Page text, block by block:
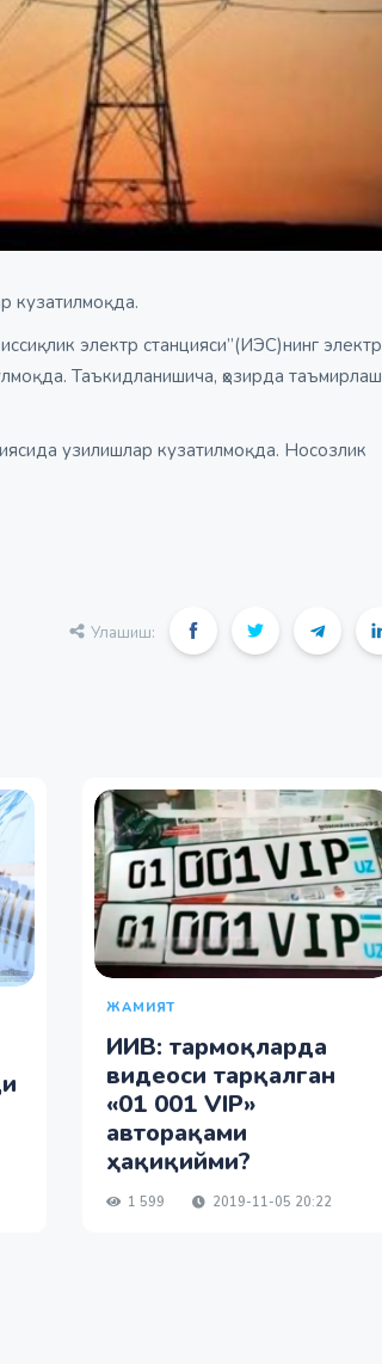
кузатилмоқда.
электр станцияси”(ИЭС)нинг электр
Таъкидланишича, ҳозирда таъмирлаш
узилишлар кузатилмоқда. Носозлик
Улашиш:
ЖАМИЯТ
ИИВ: тармоқларда
видеоси тарқалган
«01 001 VIP»
авторақами
ҳақиқийми?
1 599 2019-11-05 20:22